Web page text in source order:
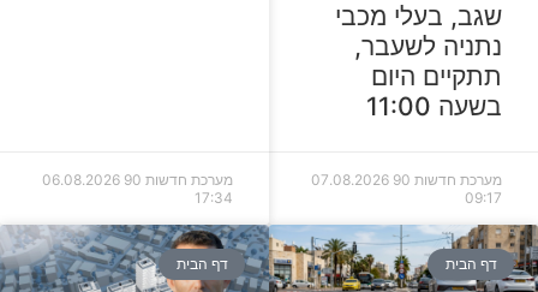
שגב, בעלי מכבי
נתניה לשעבר,
תתקיים היום
בשעה 11:00
מערכת חדשות 90
07.08.2026
09:17
מערכת חדשות 90
06.08.2026
17:34
דף הבית דף הבית